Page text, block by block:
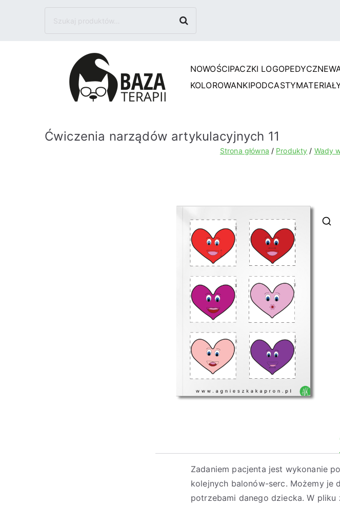
Szukaj
Bazaterapii.pl
NOWOŚCIPACZKI LOGOPEDYCZNE
KOLOROWANKIPODCASTY
Ćwiczenia narządów artykulacyjnych 11
Strona główna Produkty Wady
Zadaniem pacjenta jest wykonanie
kolejnych balonów-serc. Możemy je
potrzebami danego dziecka. W